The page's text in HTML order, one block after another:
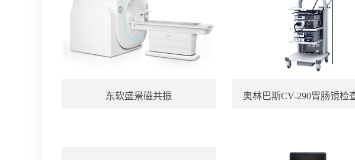
东软盛景磁共振 奥林巴斯CV-290胃肠镜检